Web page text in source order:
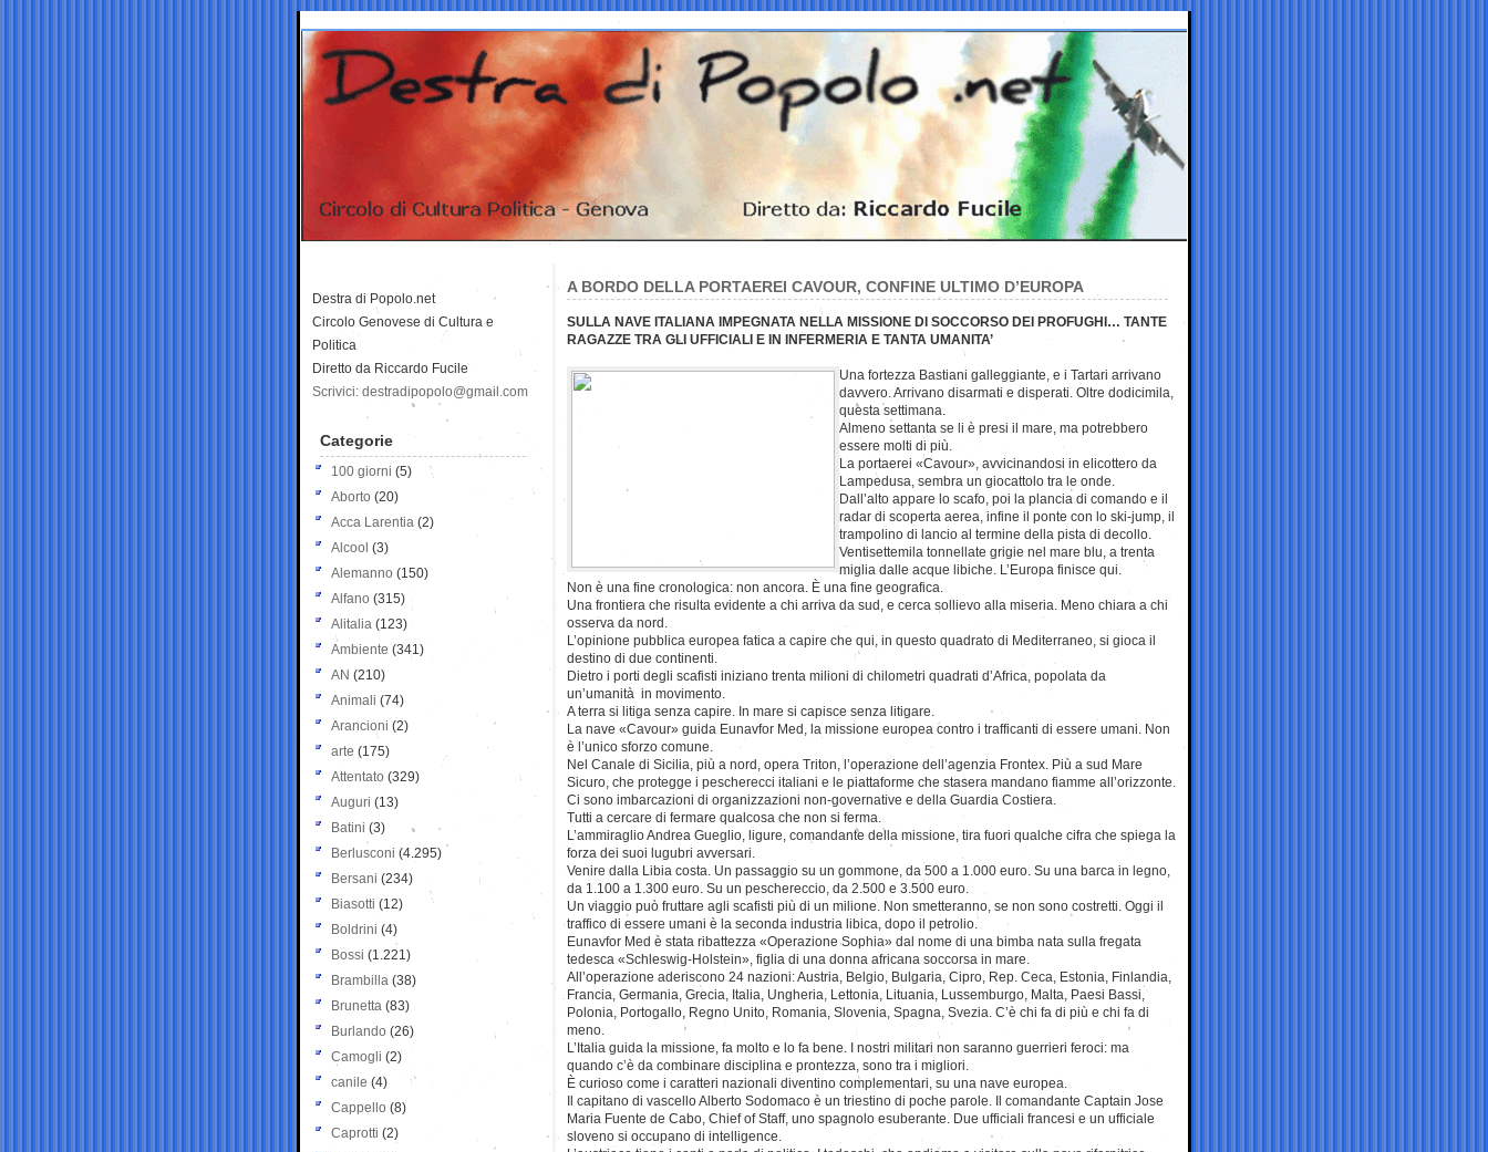
A BORDO DELLA PORTAEREI CAVOUR, CONFINE ULTIMO D’EUROPA
SULLA NAVE ITALIANA IMPEGNATA NELLA MISSIONE DI SOCCORSO DEI PROFUGHI… TANTE
RAGAZZE TRA GLI UFFICIALI E IN INFERMERIA E TANTA UMANITA’
Una fortezza Bastiani galleggiante, e i Tartari arrivano
davvero. Arrivano disarmati e disperati. Oltre dodicimila,
questa settimana.
Almeno settanta se li è presi il mare, ma potrebbero
essere molti di più.
La portaerei «Cavour», avvicinandosi in elicottero da
Lampedusa, sembra un giocattolo tra le onde.
Dall’alto appare lo scafo, poi la plancia di comando e il
radar di scoperta aerea, infine il ponte con lo ski-jump, il
trampolino di lancio al termine della pista di decollo.
Ventisettemila tonnellate grigie nel mare blu, a trenta
miglia dalle acque libiche. L’Europa finisce qui.
Non è una fine cronologica: non ancora. È una fine geografica.
Una frontiera che risulta evidente a chi arriva da sud, e cerca sollievo alla miseria. Meno chiara a chi
osserva da nord.
L’opinione pubblica europea fatica a capire che qui, in questo quadrato di Mediterraneo, si gioca il
destino di due continenti.
Dietro i porti degli scafisti iniziano trenta milioni di chilometri quadrati d’Africa, popolata da
un’umanità in movimento.
A terra si litiga senza capire. In mare si capisce senza litigare.
La nave «Cavour» guida Eunavfor Med, la missione europea contro i trafficanti di essere umani. Non
è l’unico sforzo comune.
Nel Canale di Sicilia, più a nord, opera Triton, l’operazione dell’agenzia Frontex. Più a sud Mare
Sicuro, che protegge i pescherecci italiani e le piattaforme che stasera mandano fiamme all’orizzonte.
Ci sono imbarcazioni di organizzazioni non-governative e della Guardia Costiera.
Tutti a cercare di fermare qualcosa che non si ferma.
L’ammiraglio Andrea Gueglio, ligure, comandante della missione, tira fuori qualche cifra che spiega la
forza dei suoi lugubri avversari.
Venire dalla Libia costa. Un passaggio su un gommone, da 500 a 1.000 euro. Su una barca in legno,
da 1.100 a 1.300 euro. Su un peschereccio, da 2.500 e 3.500 euro.
Un viaggio può fruttare agli scafisti più di un milione. Non smetteranno, se non sono costretti. Oggi il
traffico di essere umani è la seconda industria libica, dopo il petrolio.
Eunavfor Med è stata ribattezza «Operazione Sophia» dal nome di una bimba nata sulla fregata
tedesca «Schleswig-Holstein», figlia di una donna africana soccorsa in mare.
All’operazione aderiscono 24 nazioni: Austria, Belgio, Bulgaria, Cipro, Rep. Ceca, Estonia, Finlandia,
Francia, Germania, Grecia, Italia, Ungheria, Lettonia, Lituania, Lussemburgo, Malta, Paesi Bassi,
Polonia, Portogallo, Regno Unito, Romania, Slovenia, Spagna, Svezia. C’è chi fa di più e chi fa di
meno.
L’Italia guida la missione, fa molto e lo fa bene. I nostri militari non saranno guerrieri feroci: ma
quando c’è da combinare disciplina e prontezza, sono tra i migliori.
È curioso come i caratteri nazionali diventino complementari, su una nave europea.
Il capitano di vascello Alberto Sodomaco è un triestino di poche parole. Il comandante Captain Jose
Maria Fuente de Cabo, Chief of Staff, uno spagnolo esuberante. Due ufficiali francesi e un ufficiale
sloveno si occupano di intelligence.
Destra di Popolo.net
Circolo Genovese di Cultura e
Politica
Diretto da Riccardo Fucile
Scrivici: destradipopolo@gmail.com
Categorie
100 giorni (5)
Aborto (20)
Acca Larentia (2)
Alcool (3)
Alemanno (150)
Alfano (315)
Alitalia (123)
Ambiente (341)
AN (210)
Animali (74)
Arancioni (2)
arte (175)
Attentato (329)
Auguri (13)
Batini (3)
Berlusconi (4.295)
Bersani (234)
Biasotti (12)
Boldrini (4)
Bossi (1.221)
Brambilla (38)
Brunetta (83)
Burlando (26)
Camogli (2)
canile (4)
Cappello (8)
Caprotti (2)